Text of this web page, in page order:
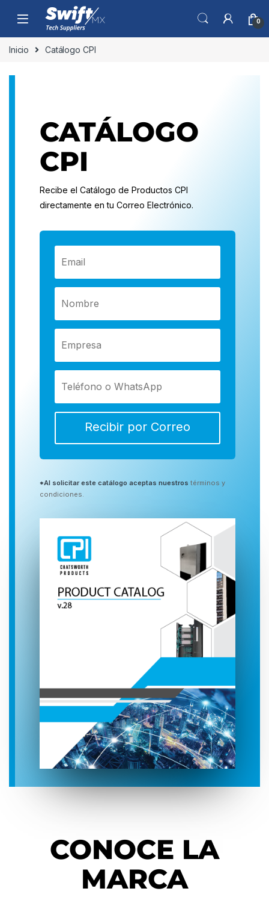
Skip to navigation
Skip to content
0
Inicio Catálogo CPI
CATÁLOGO
CPI
Recibe el Catálogo de Productos CPI
directamente en tu Correo Electrónico.
Recibir por Correo
*Al solicitar este catálogo aceptas nuestros términos y
condiciones.
CONOCE LA
MARCA